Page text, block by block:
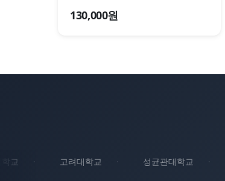
130,000원
고려대학교 성균관대학교